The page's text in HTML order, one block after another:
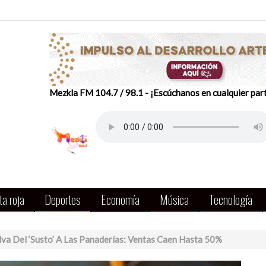
Mezkla FM 104.7 / 98.1 - ¡Escúchanos en cualquier
roja Deportes Economía Música Tecnología
Del ‘susto’ A Las Panaderías: Ventas Caen Hasta 50%